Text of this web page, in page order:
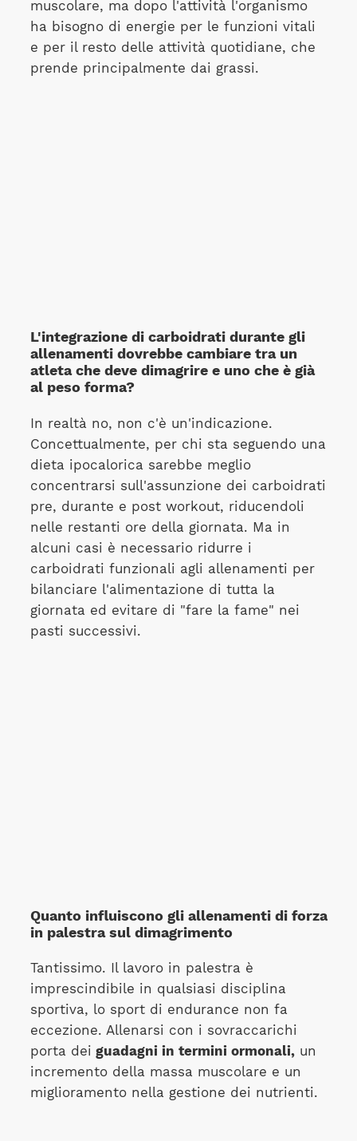
muscolare, ma dopo l'attività l'organismo
ha bisogno di energie per le funzioni vitali
e per il resto delle attività quotidiane, che
prende principalmente dai grassi.
L'integrazione di carboidrati durante gli
allenamenti dovrebbe cambiare tra un
atleta che deve dimagrire e uno che è già
al peso forma?
In realtà no, non c'è un'indicazione.
Concettualmente, per chi sta seguendo una
dieta ipocalorica sarebbe meglio
concentrarsi sull'assunzione dei carboidrati
pre, durante e post workout, riducendoli
nelle restanti ore della giornata. Ma in
alcuni casi è necessario ridurre i
carboidrati funzionali agli allenamenti per
bilanciare l'alimentazione di tutta la
giornata ed evitare di "fare la fame" nei
pasti successivi.
Quanto influiscono gli allenamenti di forza
in palestra sul dimagrimento
Tantissimo. Il lavoro in palestra è
imprescindibile in qualsiasi disciplina
sportiva, lo sport di endurance non fa
eccezione. Allenarsi con i sovraccarichi
porta dei guadagni in termini ormonali,un
incremento della massa muscolare e un
miglioramento nella gestione dei nutrienti.